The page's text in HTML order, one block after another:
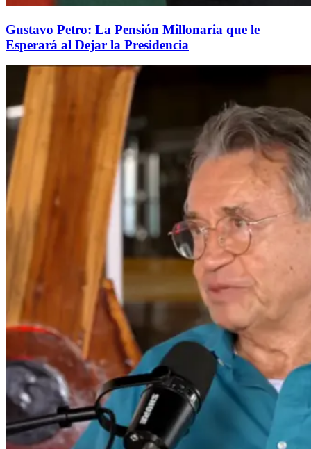
Gustavo Petro: La Pensión Millonaria que le
Esperará al Dejar la Presidencia